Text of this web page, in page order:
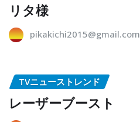
リタ様
pikakichi2015@gmail.com
TVニューストレンド
レーザーブースト